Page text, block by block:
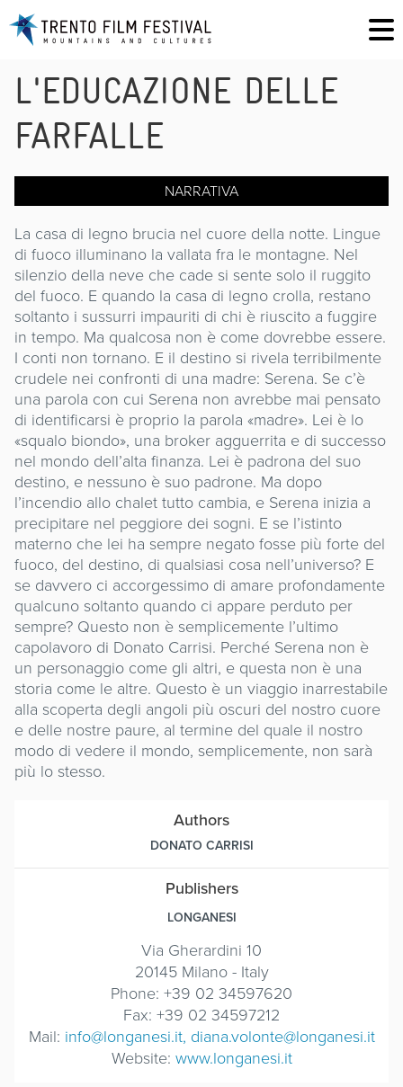
L'EDUCAZIONE DELLE
FARFALLE
NARRATIVA
La casa di legno brucia nel cuore della notte. Lingue
di fuoco illuminano la vallata fra le montagne. Nel
silenzio della neve che cade si sente solo il ruggito
del fuoco. E quando la casa di legno crolla, restano
soltanto i sussurri impauriti di chi è riuscito a fuggire
in tempo. Ma qualcosa non è come dovrebbe essere.
I conti non tornano. E il destino si rivela terribilmente
crudele nei confronti di una madre: Serena. Se c’è
una parola con cui Serena non avrebbe mai pensato
di identificarsi è proprio la parola «madre». Lei è lo
«squalo biondo», una broker agguerrita e di successo
nel mondo dell’alta finanza. Lei è padrona del suo
destino, e nessuno è suo padrone. Ma dopo
l’incendio allo chalet tutto cambia, e Serena inizia a
precipitare nel peggiore dei sogni. E se l’istinto
materno che lei ha sempre negato fosse più forte del
fuoco, del destino, di qualsiasi cosa nell’universo? E
se davvero ci accorgessimo di amare profondamente
qualcuno soltanto quando ci appare perduto per
sempre? Questo non è semplicemente l’ultimo
capolavoro di Donato Carrisi. Perché Serena non è
un personaggio come gli altri, e questa non è una
storia come le altre. Questo è un viaggio inarrestabile
alla scoperta degli angoli più oscuri del nostro cuore
e delle nostre paure, al termine del quale il nostro
modo di vedere il mondo, semplicemente, non sarà
più lo stesso.
Authors
DONATO CARRISI
Publishers
LONGANESI
Via Gherardini 10
20145 Milano - Italy
Phone: +39 02 34597620
Fax: +39 02 34597212
Mail: info@longanesi.it, diana.volonte@longanesi.it
Website: www.longanesi.it